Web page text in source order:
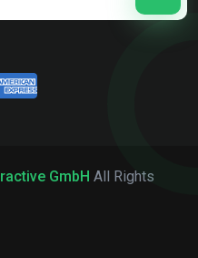
GmbH All Rights